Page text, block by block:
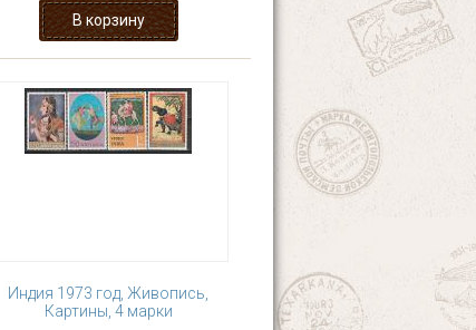
Индия 1973 год, Живопись,
Картины, 4 марки